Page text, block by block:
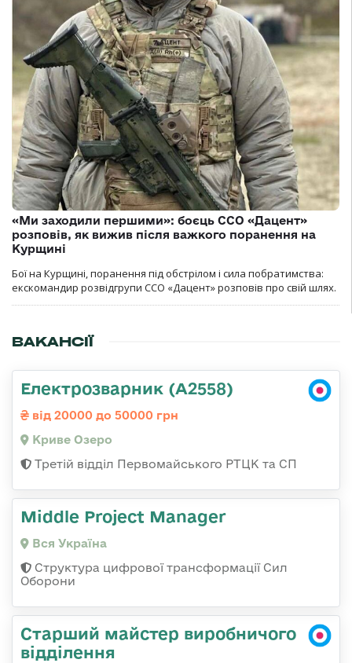
«Ми заходили першими»: боєць ССО «Дацент»
розповів, як вижив після важкого поранення на
Курщині
Бої на Курщині, поранення під обстрілом і сила побратимства:
екскомандир розвідгрупи ССО «Дацент» розповів про свій шлях.
ВАКАНСІЇ
Електрозварник (А2558)
від 20000 до 50000 грн
Криве Озеро
Третій відділ Первомайського РТЦК та СП
Middle Project Manager
Вся Україна
Структура цифрової трансформації Сил
Оборони
Старший майстер виробничого
відділення